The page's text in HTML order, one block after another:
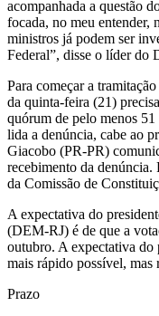
acompanhada a questão
focada, no meu entender,
ministros já podem ser
Federal”, disse o líder do
Para começar a
da quinta-feira (21)
quórum de pelo menos
lida a denúncia, cabe ao
Giacobo (PR-PR)
recebimento da denúncia.
da Comissão de
A expectativa do
(DEM-RJ) é de que a
outubro. A expectativa do
mais rápido possível, mas
Prazo